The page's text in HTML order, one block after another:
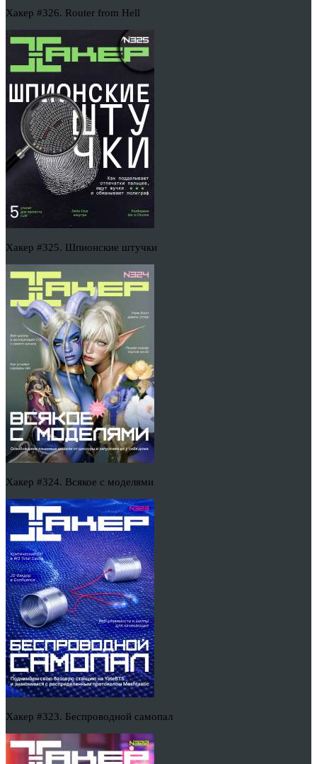
Хакер #326. Router from Hell
Хакер #325. Шпионские штучки
Хакер #324. Всякое с моделями
Хакер #323. Беспроводной самопал